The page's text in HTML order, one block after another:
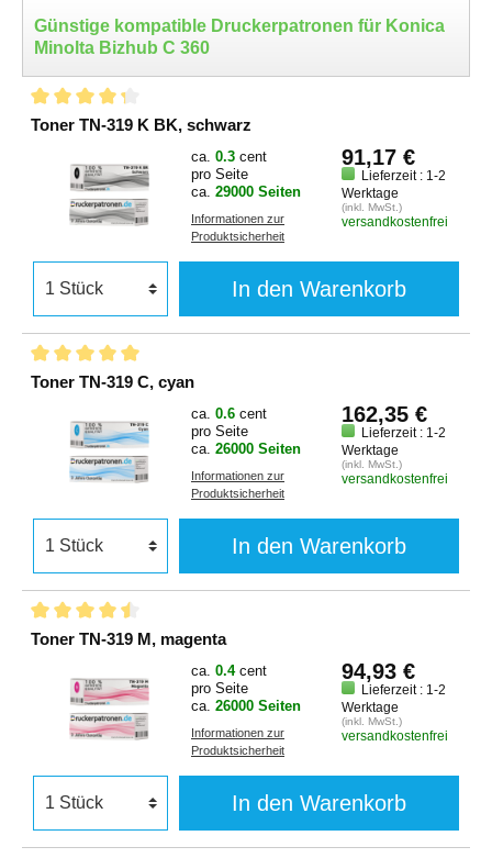
Günstige kompatible Druckerpatronen für Konica
Minolta Bizhub C 360
Toner TN-319 K BK, schwarz
ca. 0.3 cent
pro Seite
ca. 29000 Seiten
Informationen zur
Produktsicherheit
91,17 €
Lieferzeit : 1-2
Werktage
(inkl. MwSt.)
versandkostenfrei
In den Warenkorb
Toner TN-319 C, cyan
ca. 0.6 cent
pro Seite
ca. 26000 Seiten
Informationen zur
Produktsicherheit
162,35 €
Lieferzeit : 1-2
Werktage
(inkl. MwSt.)
versandkostenfrei
In den Warenkorb
Toner TN-319 M, magenta
ca. 0.4 cent
pro Seite
ca. 26000 Seiten
Informationen zur
Produktsicherheit
94,93 €
Lieferzeit : 1-2
Werktage
(inkl. MwSt.)
versandkostenfrei
In den Warenkorb